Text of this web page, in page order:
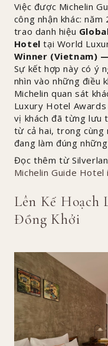
Việc được Michelin
công nhận khác:
trao danh hiệu
Hotel tại World
Winner (Vietnam)
Sự kết hợp này có ý
nhìn vào những điều
Michelin quan sát
Luxury Hotel
vị khách đã từng lưu
từ cả hai, trong cùng
đang làm đúng
Đọc thêm từ
Michelin Guide Hotel
Lên Kế Hoạch
Đồng Khởi